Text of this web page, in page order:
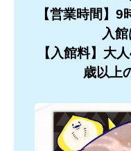
【営業時間】
入館
【入館料】大
歳以上